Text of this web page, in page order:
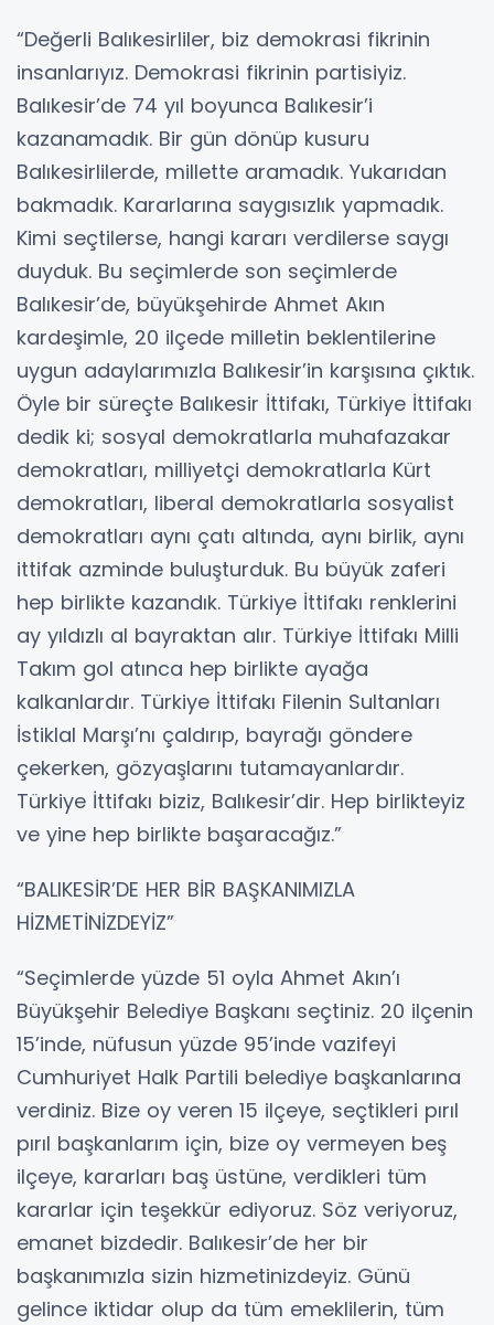
“Değerli Balıkesirliler, biz demokrasi fikrinin
insanlarıyız. Demokrasi fikrinin partisiyiz.
Balıkesir’de 74 yıl boyunca Balıkesir’i
kazanamadık. Bir gün dönüp kusuru
Balıkesirlilerde, millette aramadık. Yukarıdan
bakmadık. Kararlarına saygısızlık yapmadık.
Kimi seçtilerse, hangi kararı verdilerse saygı
duyduk. Bu seçimlerde son seçimlerde
Balıkesir’de, büyükşehirde Ahmet Akın
kardeşimle, 20 ilçede milletin beklentilerine
uygun adaylarımızla Balıkesir’in karşısına çıktık.
Öyle bir süreçte Balıkesir İttifakı, Türkiye İttifakı
dedik ki; sosyal demokratlarla muhafazakar
demokratları, milliyetçi demokratlarla Kürt
demokratları, liberal demokratlarla sosyalist
demokratları aynı çatı altında, aynı birlik, aynı
ittifak azminde buluşturduk. Bu büyük zaferi
hep birlikte kazandık. Türkiye İttifakı renklerini
ay yıldızlı al bayraktan alır. Türkiye İttifakı Milli
Takım gol atınca hep birlikte ayağa
kalkanlardır. Türkiye İttifakı Filenin Sultanları
İstiklal Marşı’nı çaldırıp, bayrağı göndere
çekerken, gözyaşlarını tutamayanlardır.
Türkiye İttifakı biziz, Balıkesir’dir. Hep birlikteyiz
ve yine hep birlikte başaracağız.”
“BALIKESİR’DE HER BİR BAŞKANIMIZLA
HİZMETİNİZDEYİZ”
“Seçimlerde yüzde 51 oyla Ahmet Akın’ı
Büyükşehir Belediye Başkanı seçtiniz. 20 ilçenin
15’inde, nüfusun yüzde 95’inde vazifeyi
Cumhuriyet Halk Partili belediye başkanlarına
verdiniz. Bize oy veren 15 ilçeye, seçtikleri pırıl
pırıl başkanlarım için, bize oy vermeyen beş
ilçeye, kararları baş üstüne, verdikleri tüm
kararlar için teşekkür ediyoruz. Söz veriyoruz,
emanet bizdedir. Balıkesir’de her bir
başkanımızla sizin hizmetinizdeyiz. Günü
gelince iktidar olup da tüm emeklilerin, tüm